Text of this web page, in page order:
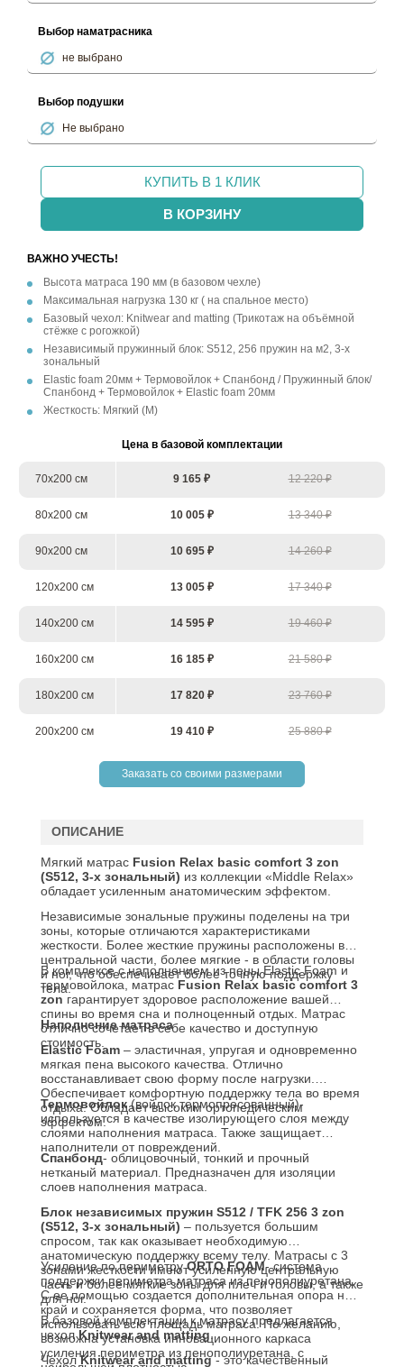
Выбор наматрасника
не выбрано
Выбор подушки
Не выбрано
КУПИТЬ В 1 КЛИК
В КОРЗИНУ
ВАЖНО УЧЕСТЬ!
Высота матраса 190 мм (в базовом чехле)
Максимальная нагрузка 130 кг ( на спальное место)
Базовый чехол: Knitwear and matting (Трикотаж на объёмной
стёжке с рогожкой)
Независимый пружинный блок: S512, 256 пружин на м2, 3-х
зональный
Elastic foam 20мм + Термовойлок + Спанбонд / Пружинный блок/
Спанбонд + Термовойлок + Elastic foam 20мм
Жесткость: Мягкий (М)
Цена в базовой комплектации
70х200 см 9 165 ₽ 12 220 ₽
80х200 см 10 005 ₽ 13 340 ₽
90х200 см 10 695 ₽ 14 260 ₽
120х200 см 13 005 ₽ 17 340 ₽
140х200 см 14 595 ₽ 19 460 ₽
160х200 см 16 185 ₽ 21 580 ₽
180х200 см 17 820 ₽ 23 760 ₽
200х200 см 19 410 ₽ 25 880 ₽
Заказать со своими размерами
ОПИСАНИЕ
Мягкий матрас Fusion Relax basic comfort 3 zon
(S512, 3-х зональный) из коллекции «Middle Relax»
обладает усиленным анатомическим эффектом.
Независимые зональные пружины поделены на три
зоны, которые отличаются характеристиками
жесткости. Более жесткие пружины расположены в
центральной части, более мягкие - в области головы
и ног, что обеспечивает более точную поддержку
тела.
В комплексе с наполнением из пены Elastic Foam и
термовойлока, матрас Fusion Relax basic comfort 3
zon гарантирует здоровое расположение вашей
спины во время сна и полноценный отдых. Матрас
отлично сочетает в себе качество и доступную
стоимость.
Наполнение матраса
Elastic Foam – эластичная, упругая и одновременно
мягкая пена высокого качества. Отлично
восстанавливает свою форму после нагрузки.
Обеспечивает комфортную поддержку тела во время
отдыха. Обладает высоким ортопедическим
эффектом.
Термовойлок(войлок термопресованный)-
используется в качестве изолирующего слоя между
слоями наполнения матраса. Также защищает
наполнители от повреждений.
Спанбонд- облицовочный, тонкий и прочный
нетканый материал. Предназначен для изоляции
слоев наполнения матраса.
Блок независимых пружин S512 / TFK 256 3 zon
(S512, 3-х зональный) – пользуется большим
спросом, так как оказывает необходимую
анатомическую поддержку всему телу. Матрасы с 3
зонами жесткости имеют усиленную центральную
часть и более мягкие зоны для плеч и головы, а также
для ног.
Усиление по периметруORTO FOAM- система
поддержки периметра матраса из пенополиуретана.
С ее помощью создается дополнительная опора на
край и сохраняется форма, что позволяет
использовать всю площадь матраса. По желанию,
возможна установка инновационного каркаса
усиления периметра из пенополиуретана, с
В базовой комплектации к матрасу предлагается
чехолKnitwear and matting.
ЧехолKnitwear and matting- это качественный